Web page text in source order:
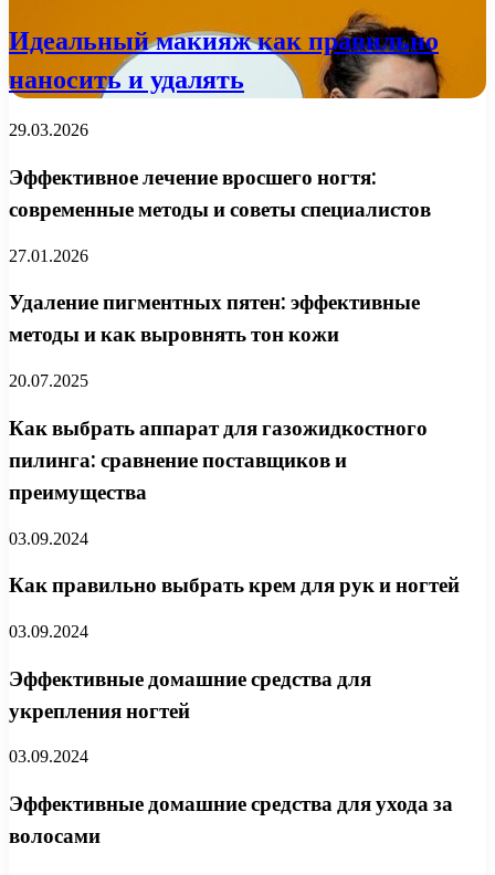
Идеальный макияж как правильно
наносить и удалять
29.03.2026
Эффективное лечение вросшего ногтя:
современные методы и советы специалистов
27.01.2026
Удаление пигментных пятен: эффективные
методы и как выровнять тон кожи
20.07.2025
Как выбрать аппарат для газожидкостного
пилинга: сравнение поставщиков и
преимущества
03.09.2024
Как правильно выбрать крем для рук и ногтей
03.09.2024
Эффективные домашние средства для
укрепления ногтей
03.09.2024
Эффективные домашние средства для ухода за
волосами